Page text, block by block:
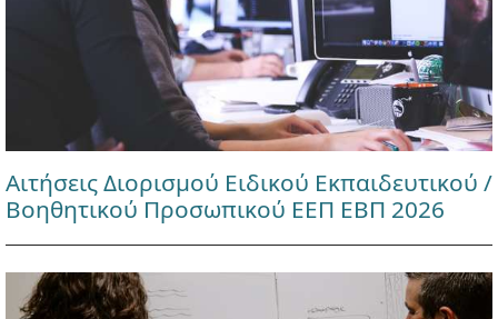
Αιτήσεις Διορισμού Ειδικού Εκπαιδευτικού /
Βοηθητικού Προσωπικού ΕΕΠ ΕΒΠ 2026